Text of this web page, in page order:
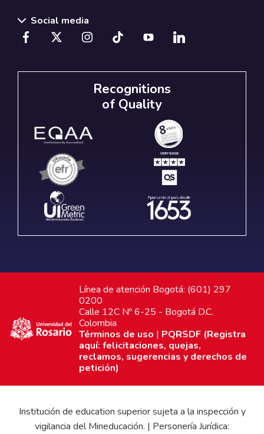
Social media
Recognitions
of Quality
Línea de atención Bogotá: (601) 297
0200
Calle 12C Nº 6-25 - Bogotá D.C.
Colombia
Términos de uso | PQRSDF (Registra
aquí: felicitaciones, quejas,
reclamos, sugerencias y derechos de
petición)
Institución de education superior sujeta a la inspección y
vigilancia del Mineducación. | Personería Jurídica: